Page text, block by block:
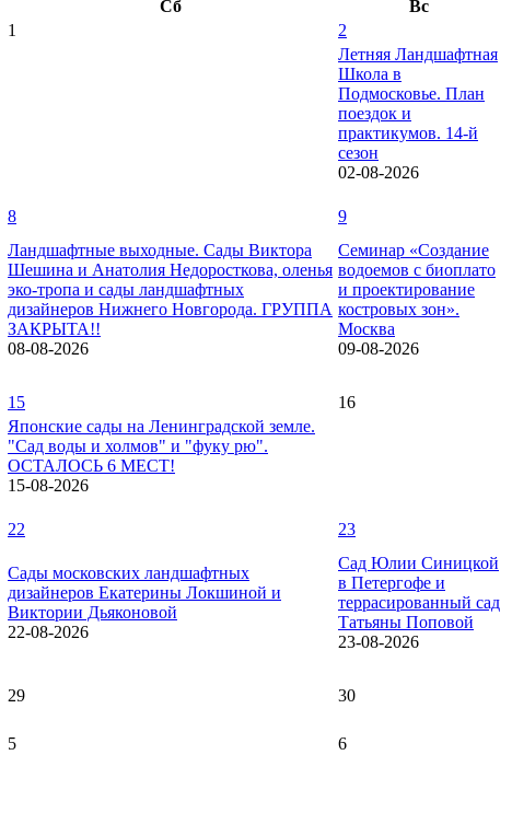
Сб
Вс
1
2
Летняя Ландшафтная
Школа в
Подмосковье. План
поездок и
практикумов. 14-й
сезон
02-08-2026
8
9
Ландшафтные выходные. Сады Виктора
Шешина и Анатолия Недоросткова, оленья
эко-тропа и сады ландшафтных
дизайнеров Нижнего Новгорода. ГРУППА
ЗАКРЫТА!!
08-08-2026
Семинар «Создание
водоемов с биоплато
и проектирование
костровых зон».
Москва
09-08-2026
15
16
Японские сады на Ленинградской земле.
"Сад воды и холмов" и "фуку рю".
ОСТАЛОСЬ 6 МЕСТ!
15-08-2026
22
23
Сады московских ландшафтных
дизайнеров Екатерины Локшиной и
Виктории Дьяконовой
22-08-2026
Сад Юлии Синицкой
в Петергофе и
террасированный сад
Татьяны Поповой
23-08-2026
29 30
5 6